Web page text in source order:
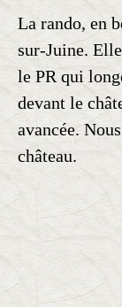
La rando, en
sur-Juine.
le PR qui
devant le
avancée.
château.